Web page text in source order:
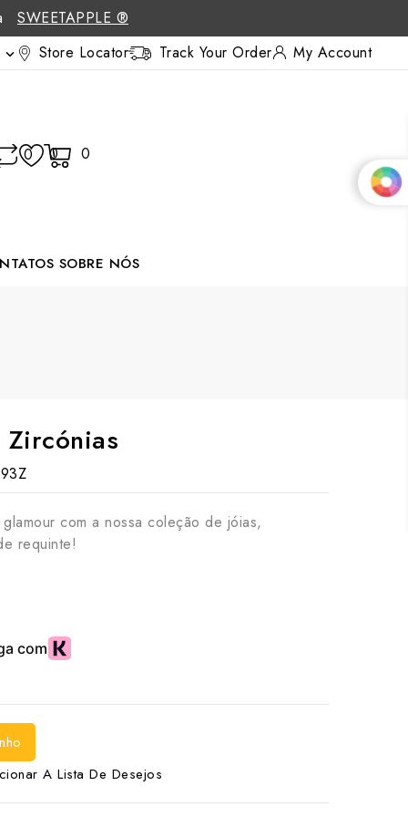
SWEETAPPLE ®
 Store Locator Track Your Order My Account
0 0 0
SOBRE NÓS
Zircónias
com a nossa coleção de jóias,
requinte!
A Lista De Desejos